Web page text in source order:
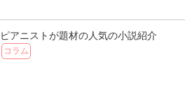
ピアニストが題材の人気の小説紹介
コラム